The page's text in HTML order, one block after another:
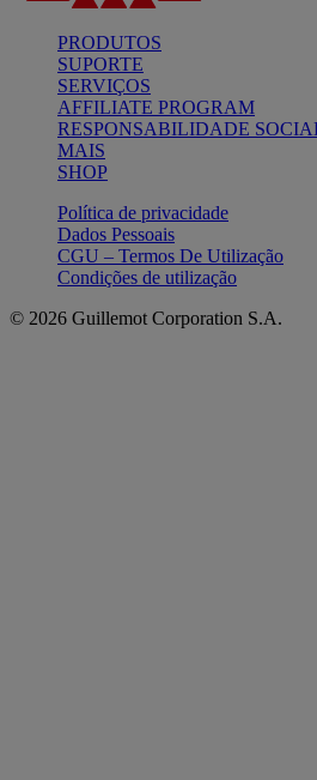
PRODUTOS
SUPORTE
SERVIÇOS
AFFILIATE PROGRAM
RESPONSABILIDADE
MAIS
SHOP
Política de privacidade
Dados Pessoais
CGU – Termos De Utilização
Condições de utilização
© 2026 Guillemot Corporation S.A.